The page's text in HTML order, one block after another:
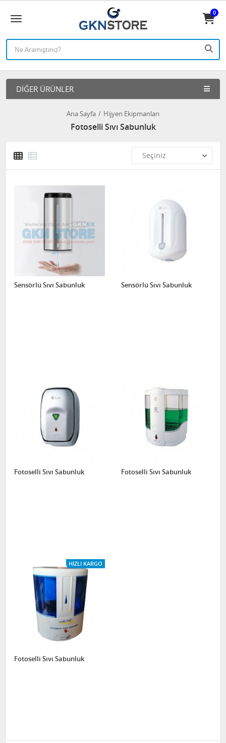
0
DIĞER ÜRÜNLER
Ana Sayfa Hijyen Ekipmanları
Fotoselli Sıvı Sabunluk
Sensörlü Sıvı Sabunluk Sensörlü Sıvı Sabunluk
Fotoselli Sıvı Sabunluk Fotoselli Sıvı Sabunluk
HIZLI KARGO
Fotoselli Sıvı Sabunluk